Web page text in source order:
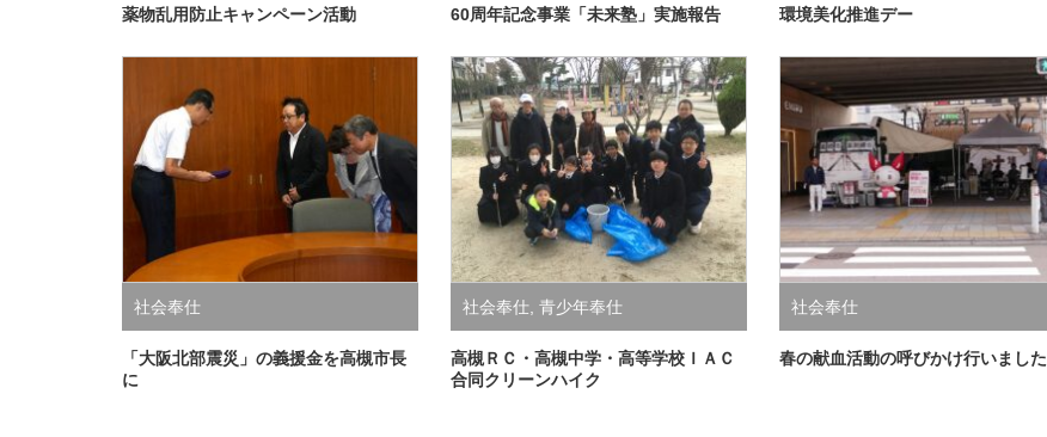
薬物乱用防止キャンペーン活動 60周年記念事業「未来塾」実施報告 環境美化推進デー
社会奉仕
「大阪北部震災」の義援金を高槻市長
に
社会奉仕 青少年奉仕
高槻ＲＣ・高槻中学・高等学校ＩＡＣ
合同クリーンハイク
社会奉仕
春の献血活動の呼びかけ行いました